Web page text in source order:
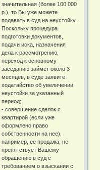
значительная (более 100 000
р.), то Вы уже можете
подавать в суд на неустойку.
Поскольку процедура
подготовки документов,
подачи иска, назначения
дела к рассмотрению,
переход к основному
заседанию займет около 3
месяцев, в суде заявите
ходатайство об увеличении
неустойки за указанный
период;
- совершение сделок с
квартирой (если уже
оформлено право
собственности на нее),
например, ее продажа, не
препятствует Вашему
обращению в суд с
требованием о взыскании с